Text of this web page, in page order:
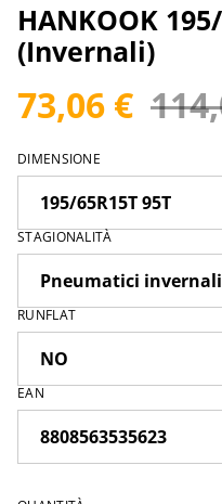
HANKOOK
(Invernali)
73,06 €
DIMENSIONE
STAGIONALITÀ
RUNFLAT
EAN